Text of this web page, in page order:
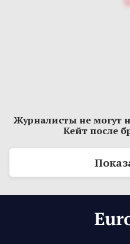
Журналисты не могут
Кейт после